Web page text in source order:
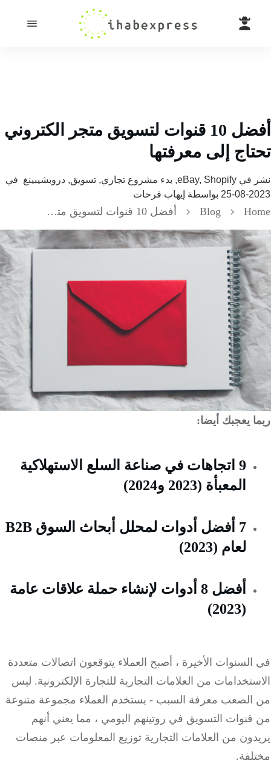
أفضل 10 قنوات لتسويق متجر الكتروني
إلى معرفتها
في eBay, Shopify, بدء مشروع تجاري, تسويق, دروبشيبينغ
في
بواسطةإيهاب فرحات
Blog أفضل 10 قنوات لتسويق متجر الكتروني تحتاج إلى معرفتها
يعجبك أيضا:
9 اتجاهات في صناعة السلع الاستهلاكية
المعبأة (2023 و2024)
7 أفضل أدوات لمحلل أبحاث السوق B2B
لعام (2023)
أفضل 8 أدوات لإنشاء حملة علاقات عامة
الأخيرة ، أصبح العملاء يتوقعون اتصالات متعددة
من العلامات التجارية للتجارة الإلكترونية.ليس
معرفة السبب -يستخدم العملاء مجموعة متنوعة
التسويق في روتينهم اليومي ، مما يعني أنهم
من العلامات التجارية توزيع المعلومات عبر منصات